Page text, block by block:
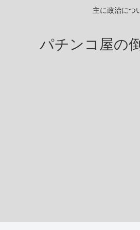
主に政治につ
パチンコ屋の